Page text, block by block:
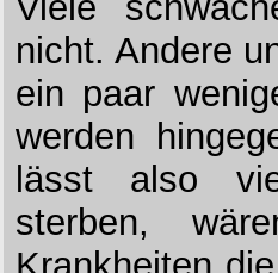
nicht. Andere
ein paar
werden
lässt also
sterben,